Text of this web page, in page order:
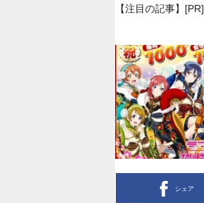
【注目の記事】[PR]
シェア